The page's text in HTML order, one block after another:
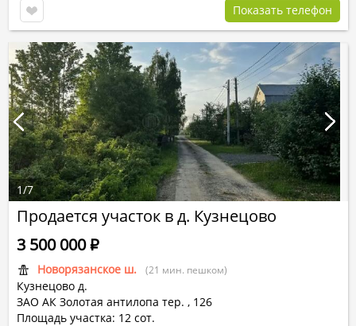
Показать телефон
Продается участок в д. Кузнецово
Новорязанское ш. (21 мин. пешком)
Кузнецово д.
ЗАО АК Золотая антилопа тер. , 126
Площадь участка: 12 сот.
3 500 000Р
1/7